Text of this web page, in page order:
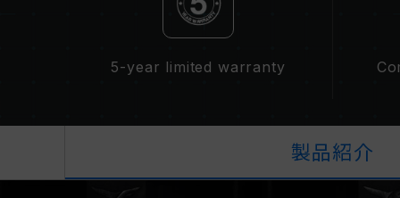
5-year limited warranty
製品紹介